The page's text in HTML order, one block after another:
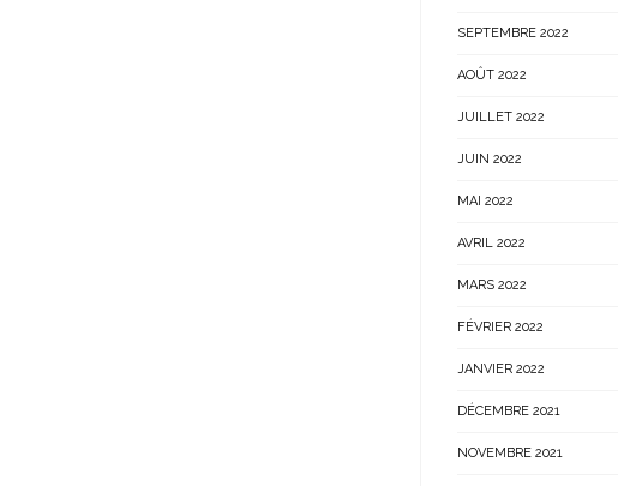
SEPTEMBRE 2022
AOÛT 2022
JUILLET 2022
JUIN 2022
MAI 2022
AVRIL 2022
MARS 2022
FÉVRIER 2022
JANVIER 2022
DÉCEMBRE 2021
NOVEMBRE 2021